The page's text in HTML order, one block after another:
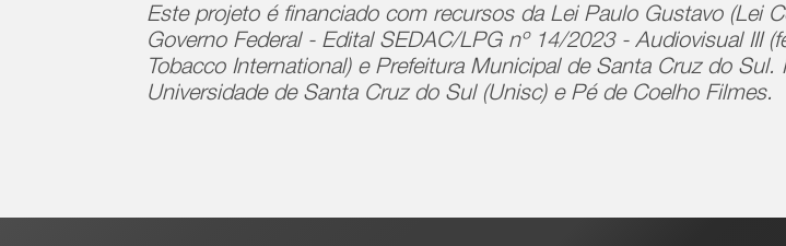
Este projeto é financiado com recursos da Lei Paulo Gustavo (Lei
Governo Federal - Edital SEDAC/LPG nº 14/2023 - Audiovisual III
Tobacco International) e Prefeitura Municipal de Santa Cruz do
Universidade de Santa Cruz do Sul (Unisc) e Pé de Coelho Filmes.